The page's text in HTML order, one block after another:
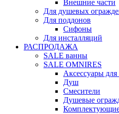
Внешние части
Для душевых
Для поддонов
Сифоны
Для инсталляций
РАСПРОДАЖА
SALE ванны
SALE OMNIRES
Аксессуары
Душ
Смесители
Душевые